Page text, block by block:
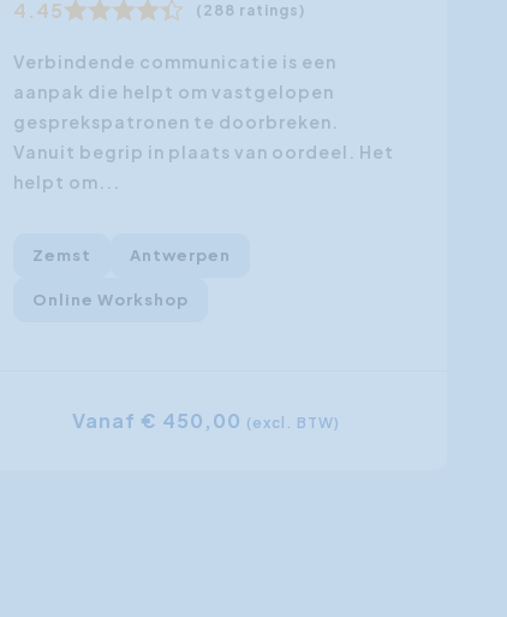
Maar op het
aankomt, zwijg je.
manier die harder
Of...
4.45
Verbindende
aanpak die helpt om
gesprekspatronen te
Vanuit begrip in plaats